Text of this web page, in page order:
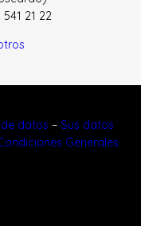
21 22
datos – Sus datos
Generales